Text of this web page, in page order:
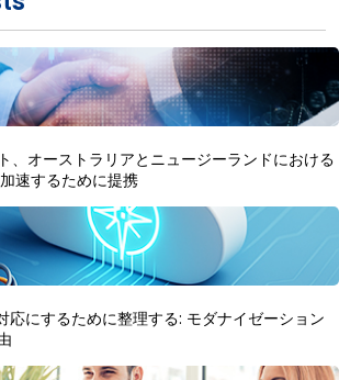
、オーストラリアとニュージーランドにおける
速するために提携
応にするために整理する: モダナイゼーション